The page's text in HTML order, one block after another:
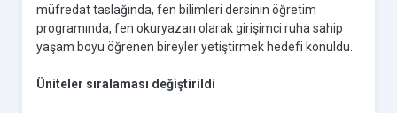
müfredat taslağında, fen bilimleri dersinin öğretim
programında, fen okuryazarı olarak girişimci ruha sahip
yaşam boyu öğrenen bireyler yetiştirmek hedefi konuldu.
Üniteler sıralaması değiştirildi